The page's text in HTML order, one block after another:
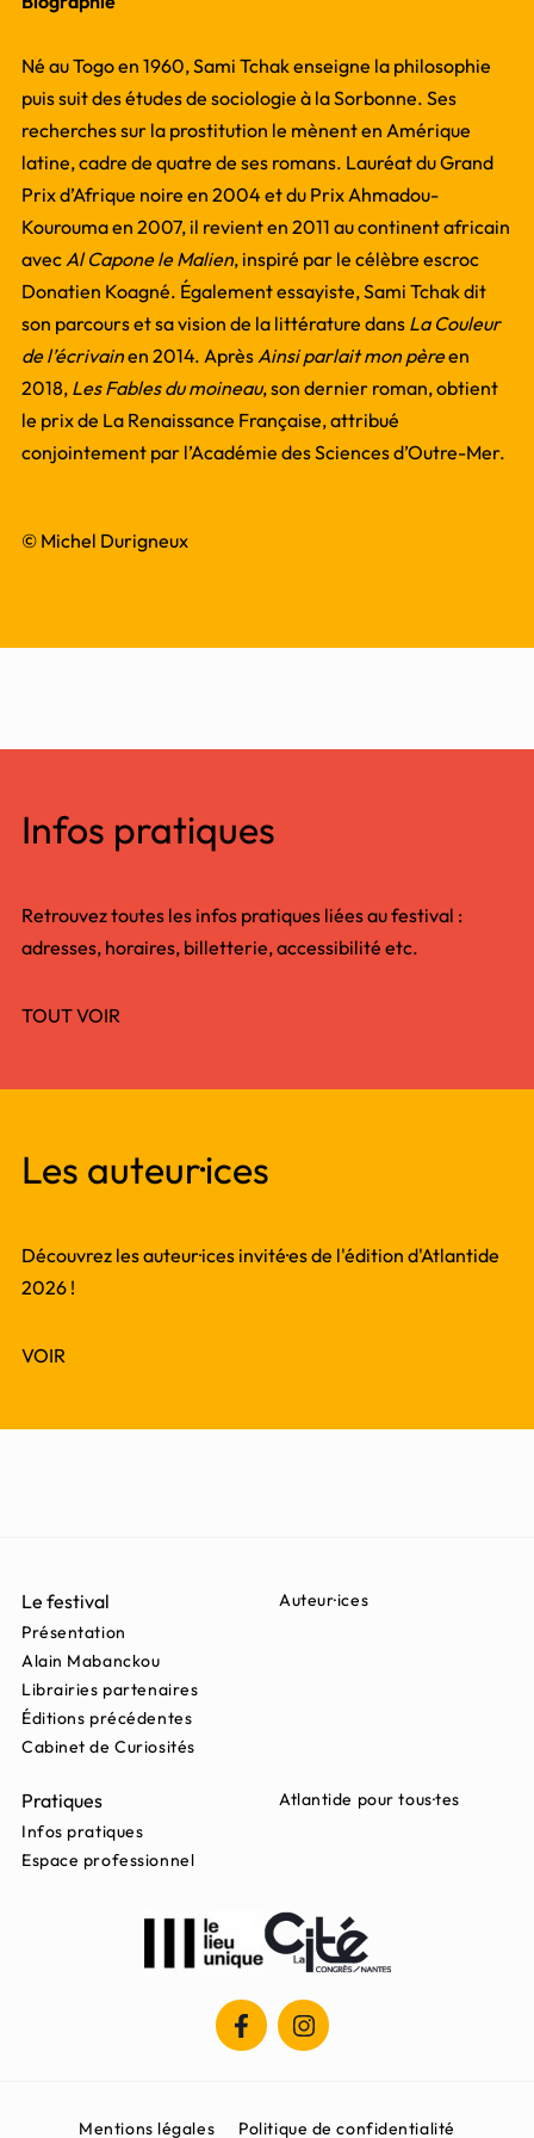
Né au Togo en 1960, Sami Tchak enseigne la philosophie
puis suit des études de sociologie à la Sorbonne. Ses
recherches sur la prostitution le mènent en Amérique
latine, cadre de quatre de ses romans. Lauréat du Grand
Prix d’Afrique noire en 2004 et du Prix Ahmadou-
Kourouma en 2007, il revient en 2011 au continent africain
avecAl Capone le Malien, inspiré par le célèbre escroc
Donatien Koagné. Également essayiste, Sami Tchak dit
son parcours et sa vision de la littérature dans La Couleur
de l’écrivainen 2014. AprèsAinsi parlait mon pèreen
2018, Les Fables du moineau, son dernier roman, obtient
le prix de La Renaissance Française, attribué
conjointement par l’Académie des Sciences d’Outre-Mer.
© Michel Durigneux
Infos pratiques
Retrouvez toutes les infos pratiques liées au festival :
adresses, horaires, billetterie, accessibilité etc.
TOUT VOIR
Les auteur·ices
Découvrez les auteur·ices invité·es de l'édition d'Atlantide
2026 !
VOIR
Le festival
Présentation
Alain Mabanckou
Librairies partenaires
Éditions précédentes
Cabinet de Curiosités
Auteur·ices
Pratiques
Infos pratiques
Espace professionnel
Atlantide pour tous·tes
Mentions légales Politique de confidentialité